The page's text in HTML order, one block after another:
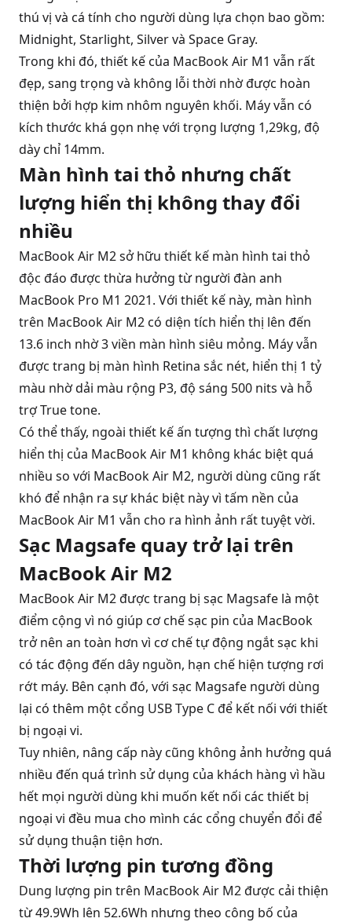
thú vị và cá tính cho người dùng lựa chọn bao gồm:
Midnight, Starlight, Silver và Space Gray.
Trong khi đó, thiết kế của MacBook Air M1 vẫn rất
đẹp, sang trọng và không lỗi thời nhờ được hoàn
thiện bởi hợp kim nhôm nguyên khối. Máy vẫn có
kích thước khá gọn nhẹ với trọng lượng 1,29kg, độ
dày chỉ 14mm.
Màn hình tai thỏ nhưng chất
lượng hiển thị không thay đổi
nhiều
MacBook Air M2 sở hữu thiết kế màn hình tai thỏ
độc đáo được thừa hưởng từ người đàn anh
MacBook Pro M1 2021. Với thiết kế này, màn hình
trên MacBook Air M2 có diện tích hiển thị lên đến
13.6 inch nhờ 3 viền màn hình siêu mỏng. Máy vẫn
được trang bị màn hình Retina sắc nét, hiển thị 1 tỷ
màu nhờ dải màu rộng P3, độ sáng 500 nits và hỗ
trợ True tone.
Có thể thấy, ngoài thiết kế ấn tượng thì chất lượng
hiển thị của MacBook Air M1 không khác biệt quá
nhiều so với MacBook Air M2, người dùng cũng rất
khó để nhận ra sự khác biệt này vì tấm nền của
MacBook Air M1 vẫn cho ra hình ảnh rất tuyệt vời.
Sạc Magsafe quay trở lại trên
MacBook Air M2
MacBook Air M2 được trang bị sạc Magsafe là một
điểm cộng vì nó giúp cơ chế sạc pin của MacBook
trở nên an toàn hơn vì cơ chế tự động ngắt sạc khi
có tác động đến dây nguồn, hạn chế hiện tượng rơi
rớt máy. Bên cạnh đó, với sạc Magsafe người dùng
lại có thêm một cổng USB Type C để kết nối với thiết
bị ngoại vi.
Tuy nhiên, nâng cấp này cũng không ảnh hưởng quá
nhiều đến quá trình sử dụng của khách hàng vì hầu
hết mọi người dùng khi muốn kết nối các thiết bị
ngoại vi đều mua cho mình các cổng chuyển đổi để
sử dụng thuận tiện hơn.
Thời lượng pin tương đồng
Dung lượng pin trên MacBook Air M2 được cải thiện
từ 49.9Wh lên 52.6Wh nhưng theo công bố của